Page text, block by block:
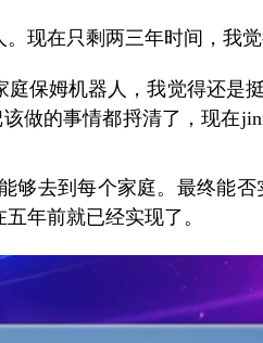
现在只剩两三年时间，我
庭保姆机器人，我觉得还
做的事情都捋清了，现在
够去到每个家庭。最终能
年前就已经实现了。